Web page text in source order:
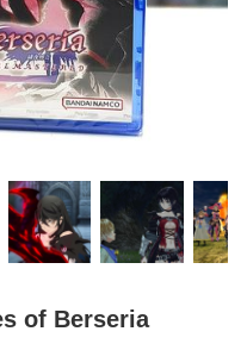
of Berseria